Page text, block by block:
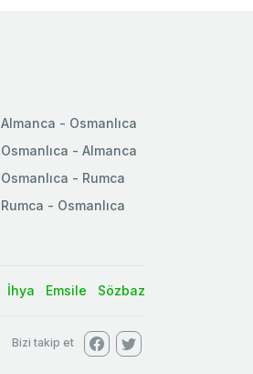
Almanca - Osmanlıca
Osmanlıca - Almanca
Osmanlıca - Rumca
Rumca - Osmanlıca
İhya Emsile Sözbaz
Bizi takip et